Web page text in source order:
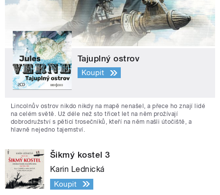
Tajuplný ostrov
Koupit
Lincolnův ostrov nikdo nikdy na mapě nenašel, a přece ho znají lidé
na celém světě. Už déle než sto třicet let na něm prožívají
dobrodružství s pěticí trosečníků, kteří na něm našli útočiště, a
hlavně nejedno tajemství.
Šikmý kostel 3
Karin Lednická
Koupit